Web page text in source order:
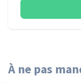
À ne pas